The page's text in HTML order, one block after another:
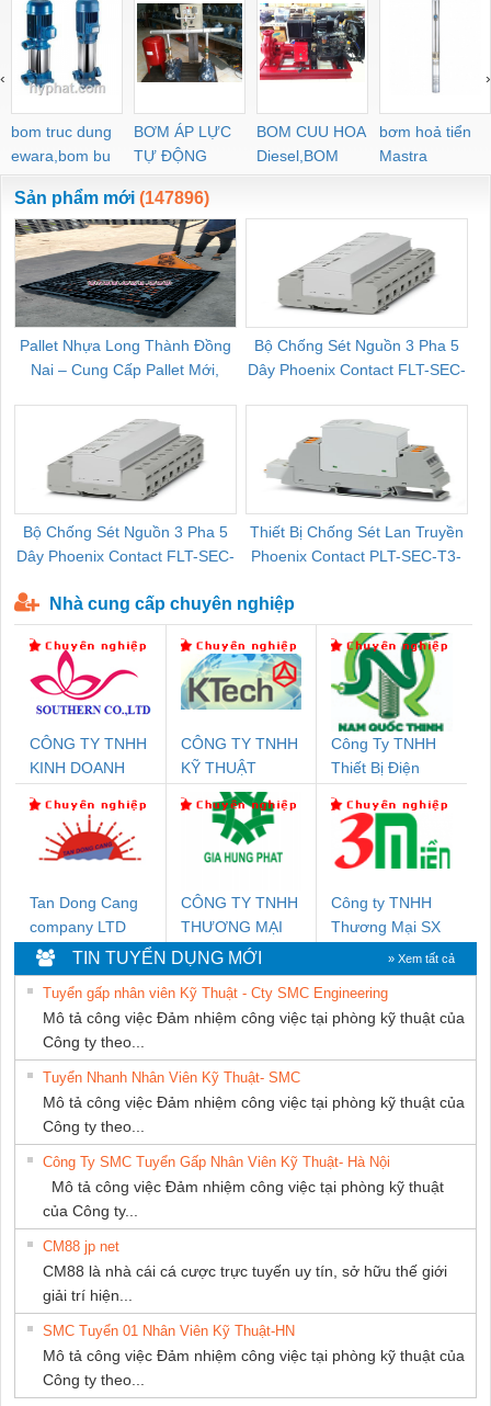
bom truc dung
ewara,bom bu
ewara
BƠM ÁP LỰC
TỰ ĐỘNG
BOM CUU HOA
Diesel,BOM
CHUA CHAY
bơm hoả tiển
Mastra
‹ ›
Sản phẩm mới (147896)
Pallet Nhựa Long Thành Đồng
Nai – Cung Cấp Pallet Mới,
Bộ Chống Sét Nguồn 3 Pha 5
Dây Phoenix Contact FLT-SEC-
Bộ Chống Sét Nguồn 3 Pha 5
Dây Phoenix Contact FLT-SEC-
Thiết Bị Chống Sét Lan Truyền
Phoenix Contact PLT-SEC-T3-
Nhà cung cấp chuyên nghiệp
CÔNG TY TNHH
KINH DOANH
PHƯƠNG NAM
CÔNG TY TNHH
KỸ THUẬT
KTECH VIỆT
NAM
Công Ty TNHH
Thiết Bị Điện
Tan Dong Cang
company LTD
CÔNG TY TNHH
THƯƠNG MẠI
DỊCH VỤ KỸ
THUẬT ĐIỆN CƠ
GIA HƯNG
PHÁT
Công ty TNHH
Thương Mại SX
TIN TUYỂN DỤNG MỚI » Xem tất cả
Tuyển gấp nhân viên Kỹ Thuật - Cty SMC Engineering
Mô tả công việc Đảm nhiệm công việc tại phòng kỹ thuật của
Công ty theo...
Tuyển Nhanh Nhân Viên Kỹ Thuật- SMC
Mô tả công việc Đảm nhiệm công việc tại phòng kỹ thuật của
Công ty theo...
Công Ty SMC Tuyển Gấp Nhân Viên Kỹ Thuật- Hà Nội
Mô tả công việc Đảm nhiệm công việc tại phòng kỹ thuật
của Công ty...
CM88 jp net
CM88 là nhà cái cá cược trực tuyến uy tín, sở hữu thế giới
giải trí hiện...
SMC Tuyển 01 Nhân Viên Kỹ Thuật-HN
Mô tả công việc Đảm nhiệm công việc tại phòng kỹ thuật của
Công ty theo...